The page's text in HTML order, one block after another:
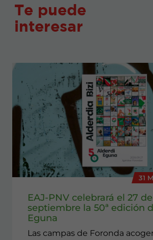
Te puede
interesar
31
EAJ-PNV celebrará el 27 de
septiembre la 50ª edición
Eguna
Las campas de Foronda